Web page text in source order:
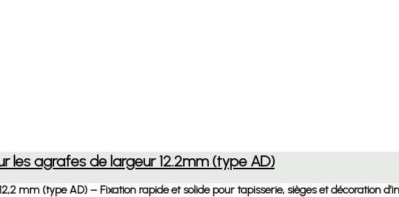
les agrafes de largeur 12.2mm (type AD)
mm (type AD) – Fixation rapide et solide pour tapisserie, sièges et décoration